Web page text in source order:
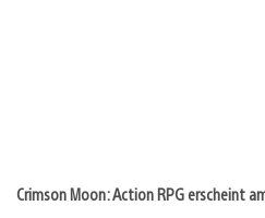
Crimson Moon: Action RPG erscheint